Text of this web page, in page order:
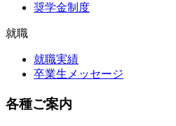
奨学金制度
就職
就職実績
卒業生メッセージ
各種ご案内